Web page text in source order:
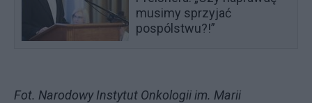
musimy sprzyjać
pospólstwu?!”
Fot. Narodowy Instytut Onkologii im. Marii